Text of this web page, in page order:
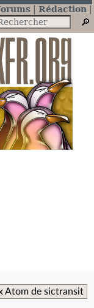
Rédaction
Atom de sictransit